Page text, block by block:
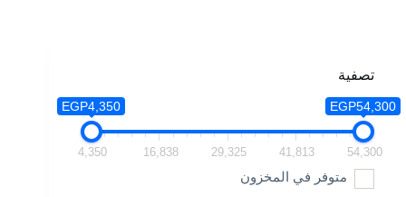
تصفية
EGP4,350 EGP54,300
4,350 16,838 29,325 41,813 54,300
متوفر في المخزون